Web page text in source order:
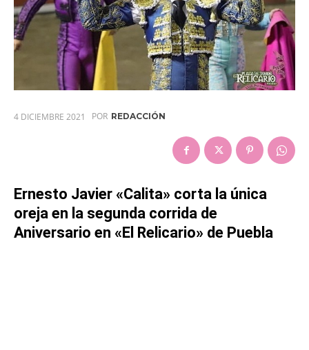
4 DICIEMBRE 2021 POR REDACCIÓN
Ernesto Javier «Calita» corta la única
oreja en la segunda corrida de
Aniversario en «El Relicario» de Puebla